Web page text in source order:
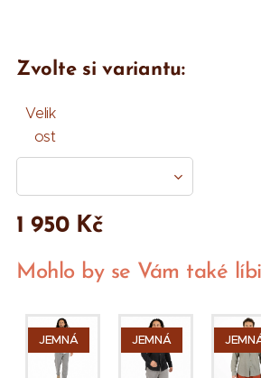
Zvolte si variantu:
Velik
ost
1 950Kč
Mohlo by se Vám také
JEMNÁ JEMNÁ